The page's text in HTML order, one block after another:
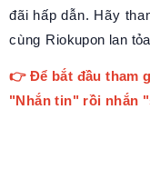
đãi hấp dẫn. Hãy
cùng Riokupon lan
👉 Để bắt đầu tham
"Nhắn tin" rồi nhắn